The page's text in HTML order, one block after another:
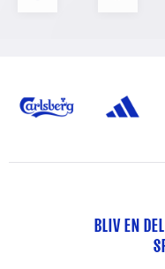
BLIV EN